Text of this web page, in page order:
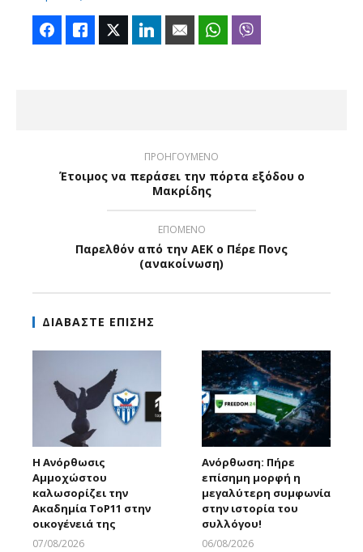
FacebookLike Twitter LinkedIn Email WhatsApp
ΠΡΟΗΓΟΥΜΕΝΟ
Έτοιμος να περάσει την πόρτα εξόδου ο
Μακρίδης
ΕΠΟΜΕΝΟ
Παρελθόν από την ΑΕΚ ο Πέρε Πονς
(ανακοίνωση)
ΔΙΑΒΑΣΤΕ ΕΠΙΣΗΣ
Η Ανόρθωσις
Αμμοχώστου
καλωσορίζει την
Ακαδημία ToP11 στην
οικογένειά της
07/08/2026
Ανόρθωση: Πήρε
επίσημη μορφή η
μεγαλύτερη συμφωνία
στην ιστορία του
συλλόγου!
06/08/2026